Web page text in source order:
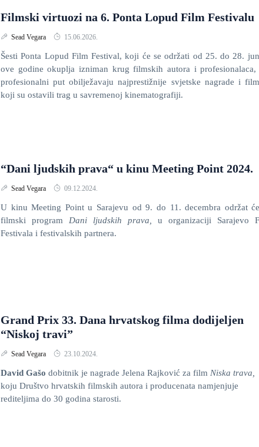
Filmski virtuozi na 6. Ponta Lopud Film Festivalu
Sead Vegara 15.06.2026.
Šesti Ponta Lopud Film Festival, koji će se održati od 25. do 28.
ove godine okuplja izniman krug filmskih autora i
profesionalni put obilježavaju najprestižnije svjetske nagrade i
koji su ostavili trag u savremenoj kinematografiji.
“Dani ljudskih prava“ u kinu Meeting Point 2024.
Sead Vegara 09.12.2024.
U kinu Meeting Point u Sarajevu od 9. do 11. decembra održat
filmski program Dani ljudskih prava, u organizaciji Sarajevo
Festivala i festivalskih partnera.
Grand Prix 33. Dana hrvatskog filma dodijeljen
“Niskoj travi”
Sead Vegara 23.10.2024.
David Gašo dobitnik je nagrade Jelena Rajković za film Niska trava,
koju Društvo hrvatskih filmskih autora i producenata namjenjuje
rediteljima do 30 godina starosti.